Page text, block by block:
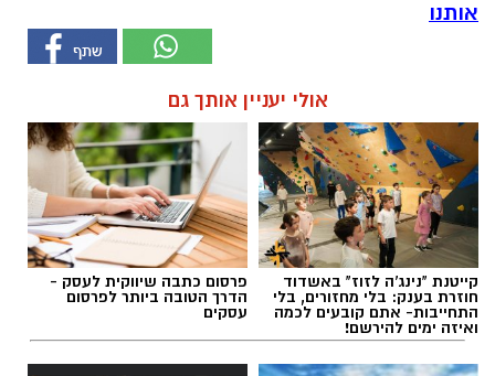
אותנו
אולי יעניין אותך גם
קייטנת "נינג'ה לזוז" באשדוד
חוזרת בענק: בלי מחזורים, בלי
התחייבות- אתם קובעים לכמה
ואיזה ימים להירשם!
פרסום כתבה שיווקית לעסק -
הדרך הטובה ביותר לפרסום
עסקים